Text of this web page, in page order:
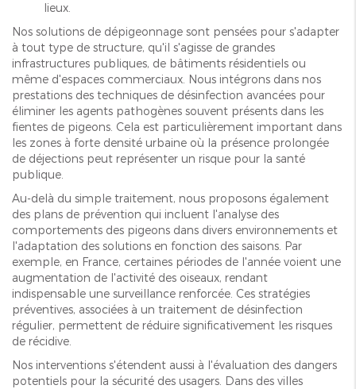
lieux.
Nos solutions de dépigeonnage sont pensées pour s'adapter
à tout type de structure, qu'il s'agisse de grandes
infrastructures publiques, de bâtiments résidentiels ou
même d'espaces commerciaux. Nous intégrons dans nos
prestations des techniques de désinfection avancées pour
éliminer les agents pathogènes souvent présents dans les
fientes de pigeons. Cela est particulièrement important dans
les zones à forte densité urbaine où la présence prolongée
de déjections peut représenter un risque pour la santé
publique.
Au-delà du simple traitement, nous proposons également
des plans de prévention qui incluent l'analyse des
comportements des pigeons dans divers environnements et
l'adaptation des solutions en fonction des saisons. Par
exemple, en France, certaines périodes de l'année voient une
augmentation de l'activité des oiseaux, rendant
indispensable une surveillance renforcée. Ces stratégies
préventives, associées à un traitement de désinfection
régulier, permettent de réduire significativement les risques
de récidive.
Nos interventions s'étendent aussi à l'évaluation des dangers
potentiels pour la sécurité des usagers. Dans des villes